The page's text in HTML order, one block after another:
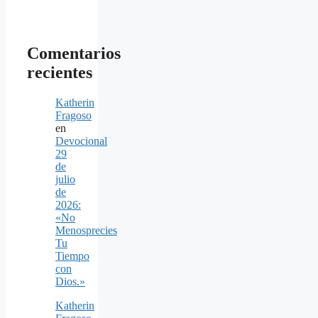
Comentarios
recientes
Katherin
Fragoso
en
Devocional
29
de
julio
de
2026:
«No
Menosprecies
Tu
Tiempo
con
Dios.»
Katherin